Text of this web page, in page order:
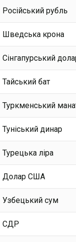
Російський рубль
Шведська крона
Сінгапурський
Тайський бат
Туркменський
Туніський динар
Турецька ліра
Долар США
Узбецький сум
СДР